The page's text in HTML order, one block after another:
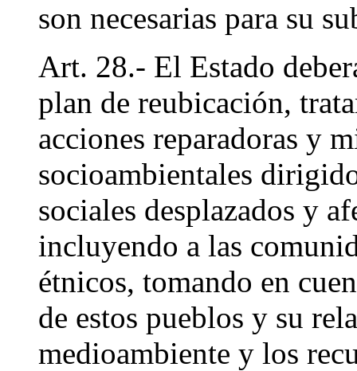
son necesarias para su
Art. 28.- El Estado
plan de reubicación,
acciones reparadoras y
socioambientales
sociales desplazados y
incluyendo a las
étnicos, tomando en
de estos pueblos y su
medioambiente y los